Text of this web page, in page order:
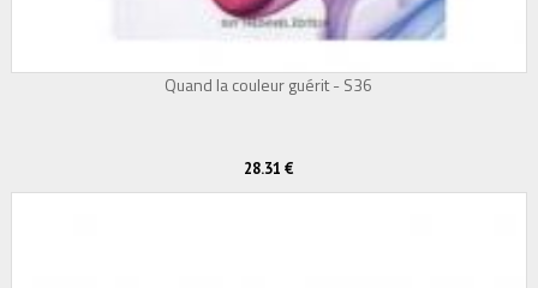
Quand la couleur guérit - S36
28.31 €